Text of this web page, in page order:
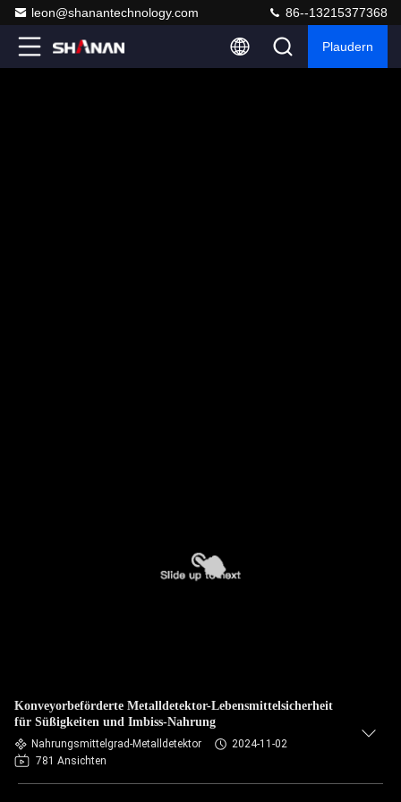
leon@shanantechnology.com 86--13215377368
Plaudern
Konveyorbeförderte Metalldetektor-Lebensmittelsicherheit
für Süßigkeiten und Imbiss-Nahrung
Nahrungsmittelgrad-Metalldetektor
2024-11-02
781 Ansichten